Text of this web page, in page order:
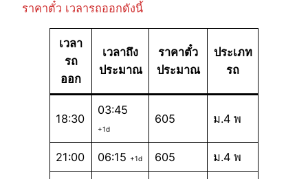
ราคาตั๋ว เวลารถออกดังนี้
เวลา
รถ
ออก
เวลาถึง
ประมาณ
ราคาตั๋ว
ประมาณ
ประเภท
รถ
18:30
03:45
+1d
605 ม.4 พ
21:00 06:15 +1d 605 ม.4 พ